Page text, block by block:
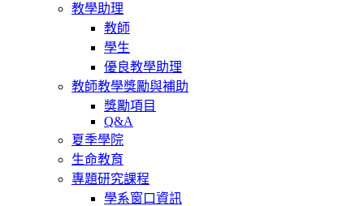
教學助理
教師
學生
優良教學助理
教師教學獎勵與補助
獎勵項目
Q&A
夏季學院
生命教育
專題研究課程
學系窗口資訊